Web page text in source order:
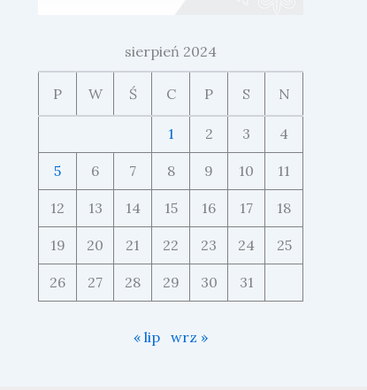
sierpień 2024
P W Ś C P S N
1 2 3 4
5 6 7 8 9 10 11
12 13 14 15 16 17 18
19 20 21 22 23 24 25
26 27 28 29 30 31
« lip wrz »